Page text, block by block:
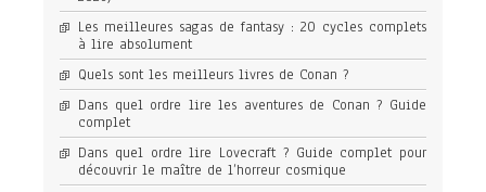
Les meilleures sagas de fantasy : 20 cycles complets
à lire absolument
Quels sont les meilleurs livres de Conan ?
Dans quel ordre lire les aventures de Conan ? Guide
complet
Dans quel ordre lire Lovecraft ? Guide complet pour
découvrir le maître de l’horreur cosmique